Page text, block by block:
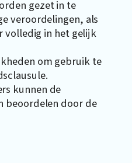
gezet in te
veroordelingen, als
volledig in het gelijk
om gebruik te
kunnen de
beoordelen door de